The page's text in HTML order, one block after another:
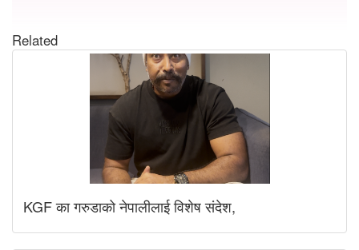
Related
KGF का गरुडाको नेपालीलाई विशेष संदेश,